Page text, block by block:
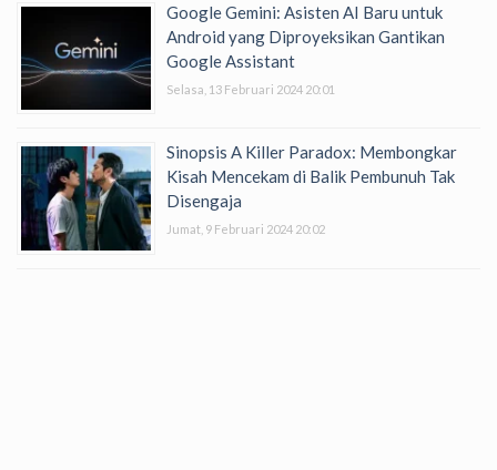
Google Gemini: Asisten AI Baru untuk
Android yang Diproyeksikan Gantikan
Google Assistant
Selasa, 13 Februari 2024 20:01
Sinopsis A Killer Paradox: Membongkar
Kisah Mencekam di Balik Pembunuh Tak
Disengaja
Jumat, 9 Februari 2024 20:02